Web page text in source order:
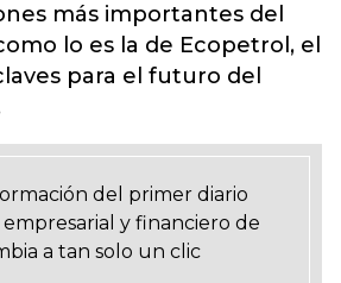
más importantes del
lo es la de Ecopetrol, el
para el futuro del
del primer diario
y financiero de
a tan solo un clic